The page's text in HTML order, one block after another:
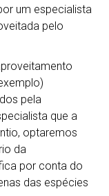
um especialista
pelo
pela
que a
optaremos
da
por conta do
das espécies